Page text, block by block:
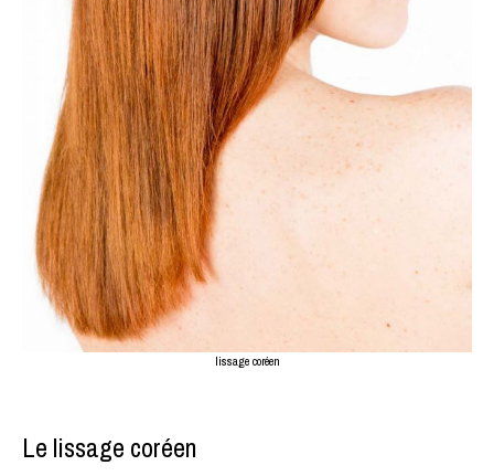
lissage coréen
Le lissage coréen